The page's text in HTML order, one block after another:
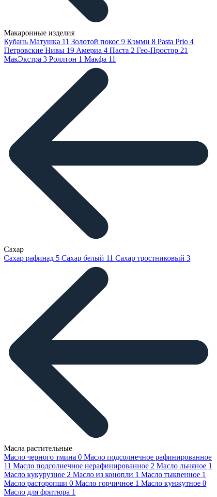
Макаронные изделия
Кубань Матушка 11 Золотой покос 9 Кэмми 8 Pasta Prio 4
Петровские Нивы 19 Америа 4 Паста 2 Гео-Простор 21
МакЭкстра 3 Роллтон 1 Макфа 11
Сахар
Сахар рафинад 5 Сахар белый 11 Сахар тростниковый 3
Масла растительные
Масло черного тмина 0 Масло подсолнечное рафинированное
11 Масло подсолнечное нерафинированное 2 Масло льняное 1
Масло кукурузное 2 Масло из конопли 1 Масло тыквенное 1
Масло расторопши 0 Масло горчичное 1 Масло кунжутное 0
Масло для фритюра 1